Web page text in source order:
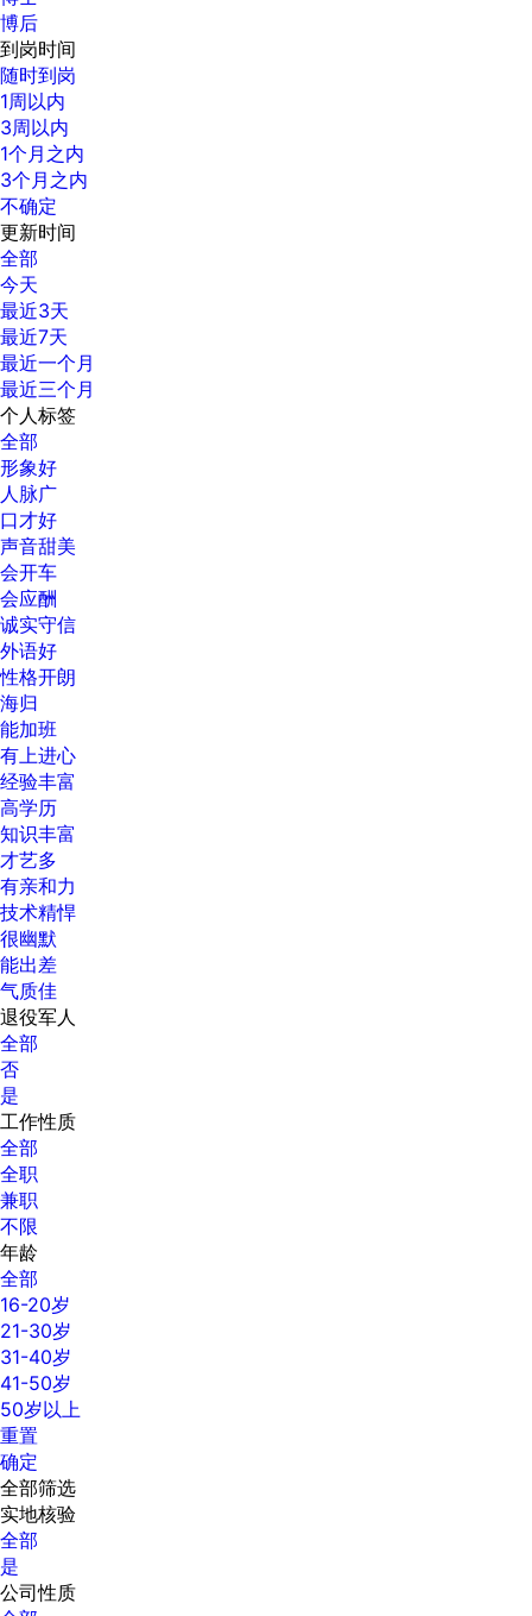
博后
到岗时间
随时到岗
1周以内
3周以内
1个月之内
3个月之内
不确定
更新时间
全部
今天
最近3天
最近7天
最近一个月
最近三个月
个人标签
全部
形象好
人脉广
口才好
声音甜美
会开车
会应酬
诚实守信
外语好
性格开朗
海归
能加班
有上进心
经验丰富
高学历
知识丰富
才艺多
有亲和力
技术精悍
很幽默
能出差
气质佳
退役军人
全部
否
是
工作性质
全部
全职
兼职
不限
年龄
全部
16-20岁
21-30岁
31-40岁
41-50岁
50岁以上
重置
确定
全部筛选
实地核验
全部
是
公司性质